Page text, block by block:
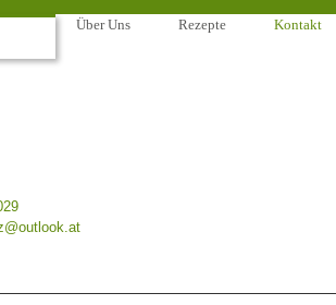
Über Uns Rezepte Kontakt